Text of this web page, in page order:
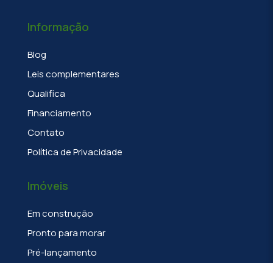
Informação
Blog
Leis complementares
Qualifica
Financiamento
Contato
Política de Privacidade
Imóveis
Em construção
Pronto para morar
Pré-lançamento